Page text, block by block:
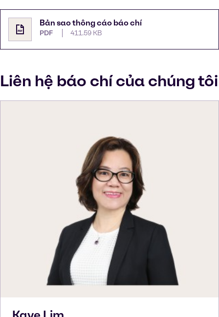
Bản sao thông cáo báo chí
PDF 411.59 KB
Liên hệ báo chí của chúng tôi